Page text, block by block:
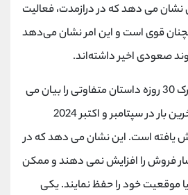
می دهد که در درازمدت، فعالیت
قوی است و این امر نشان می‌دهد
صعودی اخیر داشته‌اند.
با این حال، میانگین متحرک 30 روزه داستان متفاوتی را بیان می
کند زیرا به سطوحی که آخرین بار در سپتامبر و اکتبر 2024
یافته است. این نشان می دهد که در
فروش را افزایش نمی دهند و ممکن
موقعیت خود را حفظ نمایند. یکی